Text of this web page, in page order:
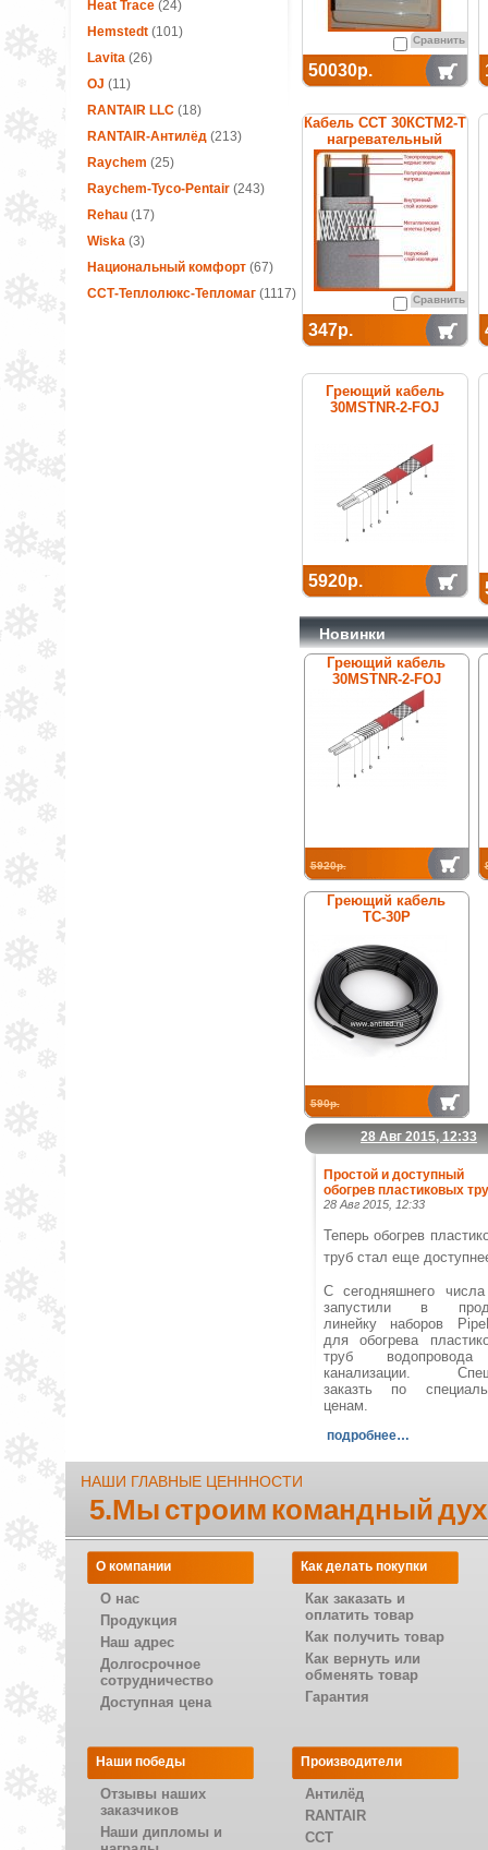
Heat Trace(24)
Hemstedt(101)
Lavita(26)
OJ (11)
RANTAIR LLC(18)
RANTAIR-Антилёд(213)
Raychem (25)
Raychem-Tyco-Pentair (243)
Rehau(17)
Wiska(3)
Национальный комфорт(67)
ССТ-Теплолюкс-Тепломаг(1117)
Сравнить
50030р.
Кабель ССТ 30КСТМ2-Т
нагревательный
саморегулирующийся
Сравнить
347р.
Греющий кабель
30MSTNR-2-FOJ
5920р.
Новинки
Греющий кабель
30MSTNR-2-FOJ
5920р.
Греющий кабель
ТС-30Р
590р.
28 Авг 2015, 12:33
Простой и доступный
обогрев пластиковых
28 Авг 2015, 12:33
Теперь обогрев
труб стал еще
С сегодняшнего
запустили в
линейку наборов
для обогрева
труб
канализации.
заказть по
ценам.
подробнее…
НАШИ ГЛАВНЫЕ ЦЕНННОСТИ
5.Мы строим командный
О компании
О нас
Продукция
Наш адрес
Долгосрочное
сотрудничество
Доступная цена
Как делать покупки
Как заказать и
оплатить товар
Как получить товар
Как вернуть или
обменять товар
Гарантия
Наши победы
Отзывы наших
заказчиков
Наши дипломы и
Производители
Антилёд
RANTAIR
CCT